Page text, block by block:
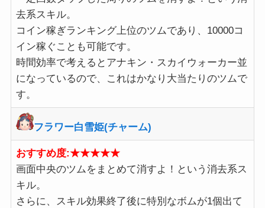
去系スキル。
コイン稼ぎランキング上位のツムであり、10000コ
イン稼ぐことも可能です。
時間効率で考えるとアナキン・スカイウォーカー並
になっているので、これはかなり大当たりのツムで
す。
フラワー白雪姫(チャーム)
おすすめ度:★★★★★
画面中央のツムをまとめて消すよ！という消去系ス
キル。
さらに、スキル効果終了後に特別なボムが1個出て